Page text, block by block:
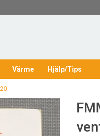
Värme Hjälp/Tips